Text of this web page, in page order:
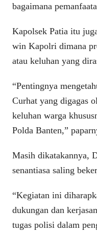
bagaimana
Kapolsek Patia itu
win Kapolri dimana
atau keluhan yang
“Pentingnya
Curhat yang digagas
keluhan warga
Polda Banten,”
Masih dikatakannya,
senantiasa saling
“Kegiatan ini
dukungan dan
tugas polisi dalam